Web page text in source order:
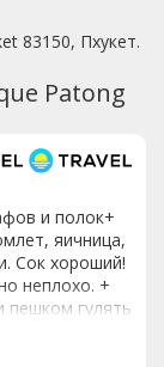
83150, Пхукет.
Patong
и полок+
яичница,
Сок хороший!
неплохо. +
пешком гулять
льется